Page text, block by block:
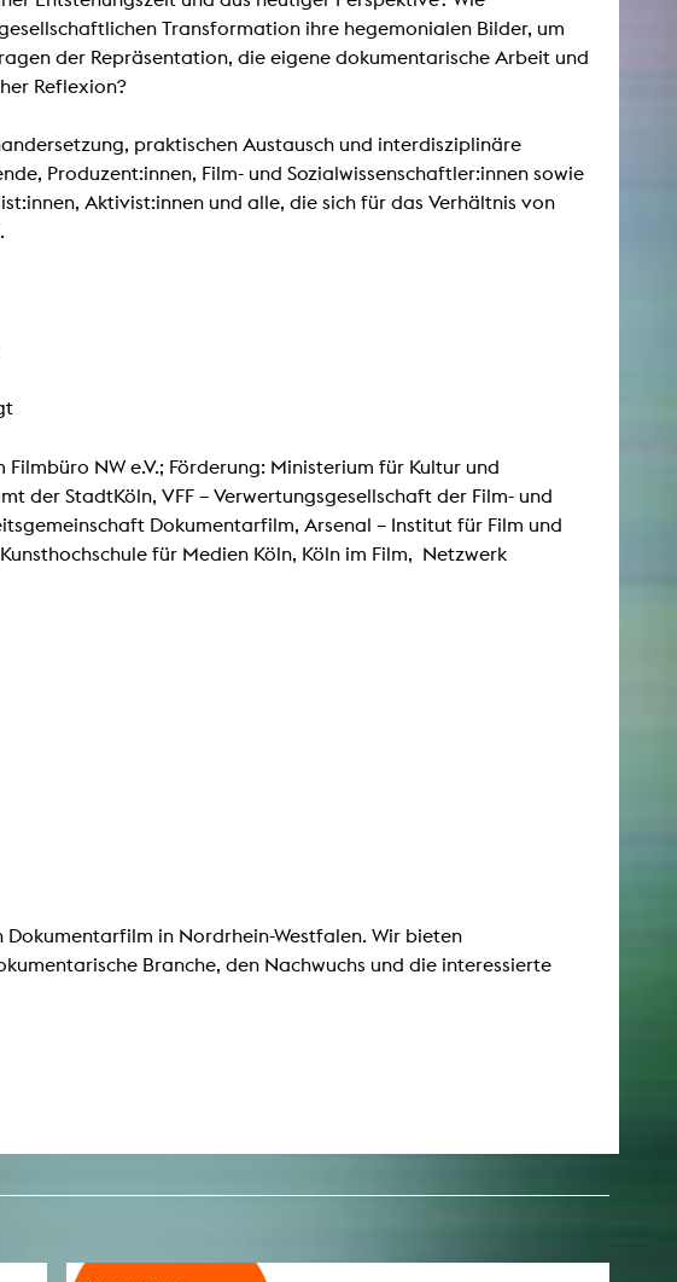
Transformation ihre hegemonialen Bilder, um
der Repräsentation, die eigene dokumentarische Arbeit und
Reflexion?
praktischen Austausch und interdisziplinäre
Produzent:innen, Film- und Sozialwissenschaftler:innen sowie
Aktivist:innen und alle, die sich für das Verhältnis von
NW e.V.; Förderung: Ministerium für Kultur und
der StadtKöln, VFF – Verwertungsgesellschaft der Film- und
Dokumentarfilm, Arsenal – Institut für Film und
für Medien Köln, Köln im Film, Netzwerk
Dokumentarfilm in Nordrhein-Westfalen. Wir bieten
Branche, den Nachwuchs und die interessierte